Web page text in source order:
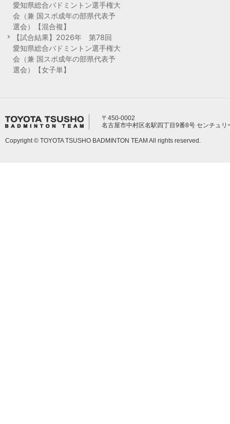
愛知県総合バドミントン選手権大
会（兼 国スポ成年の部県代表予
選会）【混合複】
【試合結果】2026年 第78回
愛知県総合バドミントン選手権大
会（兼 国スポ成年の部県代表予
選会）【女子単】
〒450-0002
名古屋市中村区名駅四丁目9番8号 センチュリ
Copyright © TOYOTA TSUSHO BADMINTON TEAM All rights reserved.